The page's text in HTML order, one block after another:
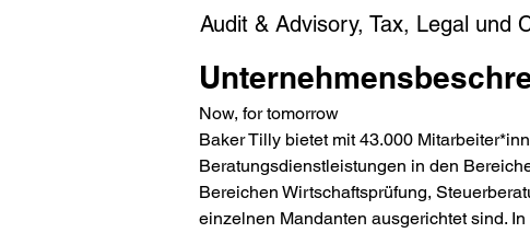
Audit & Advisory, Tax, Legal und
Now, for tomorrow
Baker Tilly bietet mit 43.000
Beratungsdienstleistungen in den
Bereichen Wirtschaftsprüfung,
einzelnen Mandanten ausgerichtet sind.